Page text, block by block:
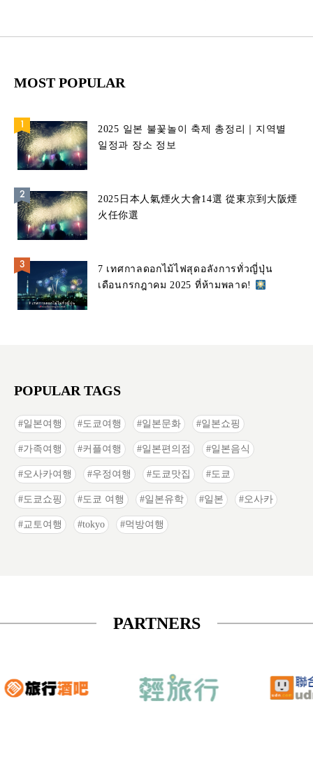
MOST POPULAR
2025 일본 불꽃놀이 축제 총정리｜지역별
일정과 장소 정보
2025日本人氣煙火大會14選 從東京到大阪煙
火任你選
7 เทศกาลดอกไม้ไฟสุดอลังการทั่วญี่ปุ่น
เดือนกรกฎาคม 2025 ที่ห้ามพลาด!
POPULAR TAGS
일본여행 도쿄여행 일본문화 일본쇼핑
가족여행 커플여행 일본편의점 일본음식
오사카여행 우정여행 도쿄맛집 도쿄
도쿄쇼핑 도쿄 여행 일본유학 일본 오사카
교토여행 tokyo 먹방여행
PARTNERS